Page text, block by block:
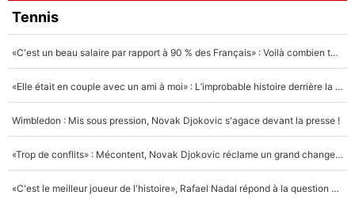
Tennis
«C'est un beau salaire par rapport à 90 % des Français» : Voilà combien touchait Nelson Monfort sur France Télévisions avant de rejoindre CNews
«Elle était en couple avec un ami à moi» : L’improbable histoire derrière la «seule relation longue» de Novak Djokovic
Wimbledon : Mis sous pression, Novak Djokovic s'agace devant la presse !
«Trop de conflits» : Mécontent, Novak Djokovic réclame un grand changement !
«C'est le meilleur joueur de l'histoire», Rafael Nadal répond à la question que tout le monde se pose !